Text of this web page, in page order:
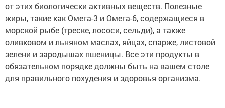
от этих биологически активных веществ. Полезные
жиры, такие как Омега-3 и Омега-6, содержащиеся в
морской рыбе (треске, лососи, сельди), а также
оливковом и льняном маслах, яйцах, спарже, листовой
зелени и зародышах пшеницы. Все эти продукты в
обязательном порядке должны быть на вашем столе
для правильного похудения и здоровья организма.